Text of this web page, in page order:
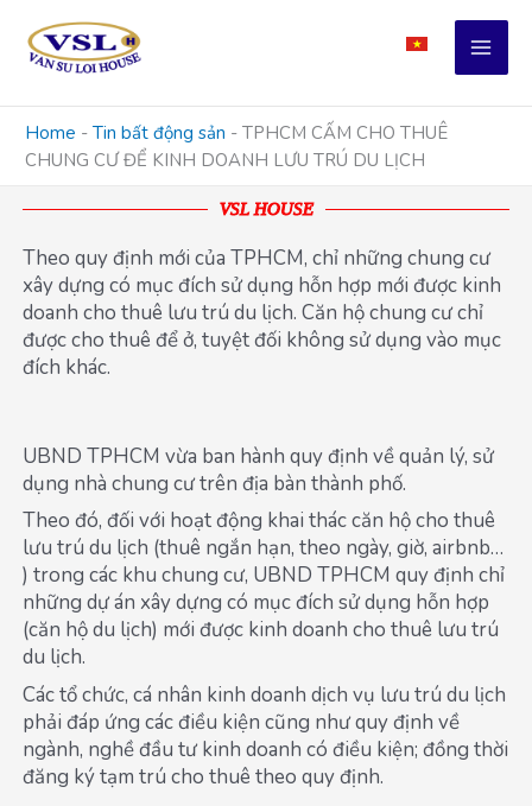
content
Home - Tin bất động sản - TPHCM CẤM CHO THUÊ
CHUNG CƯ ĐỂ KINH DOANH LƯU TRÚ DU LỊCH
VSL HOUSE
Theo quy định mới của TPHCM, chỉ những chung cư
xây dựng có mục đích sử dụng hỗn hợp mới được kinh
doanh cho thuê lưu trú du lịch. Căn hộ chung cư chỉ
được cho thuê để ở, tuyệt đối không sử dụng vào mục
đích khác.
UBND TPHCM vừa ban hành quy định về quản lý, sử
dụng nhà chung cư trên địa bàn thành phố.
Theo đó, đối với hoạt động khai thác căn hộ cho thuê
lưu trú du lịch (thuê ngắn hạn, theo ngày, giờ, airbnb…
) trong các khu chung cư, UBND TPHCM quy định chỉ
những dự án xây dựng có mục đích sử dụng hỗn hợp
(căn hộ du lịch) mới được kinh doanh cho thuê lưu trú
du lịch.
Các tổ chức, cá nhân kinh doanh dịch vụ lưu trú du lịch
phải đáp ứng các điều kiện cũng như quy định về
ngành, nghề đầu tư kinh doanh có điều kiện; đồng thời
đăng ký tạm trú cho thuê theo quy định.